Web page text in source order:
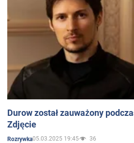
Durow został zauważony
Zdjęcie
Rozrywka05.03.2025 19:45 36